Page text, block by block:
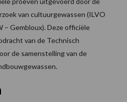
van cultuurgewassen (ILVO
– Gembloux). Deze officiële
van de Technisch
de samenstelling van de